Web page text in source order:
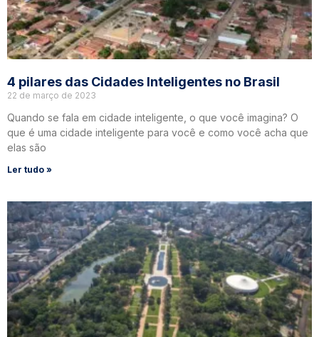
4 pilares das Cidades Inteligentes no Brasil
22 de março de 2023
Quando se fala em cidade inteligente, o que você imagina? O
que é uma cidade inteligente para você e como você acha que
elas são
Ler tudo »